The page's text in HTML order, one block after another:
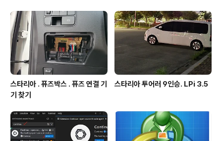
스타리아 . 퓨즈박스 . 퓨즈 연결 기
기 찾기
스타리아 투어러 9인승. LPi 3.5